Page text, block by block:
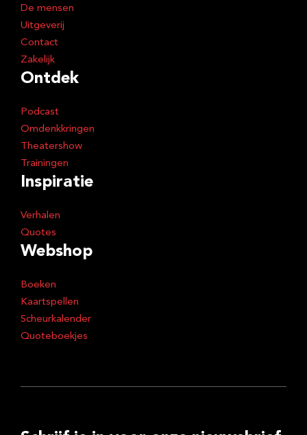
De mensen
Uitgeverij
Contact
Zakelijk
Ontdek
Podcast
Omdenkkringen
Theatershow
Trainingen
Inspiratie
Verhalen
Quotes
Webshop
Boeken
Kaartspellen
Scheurkalender
Quoteboekjes